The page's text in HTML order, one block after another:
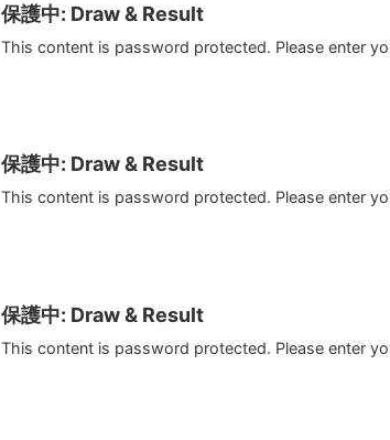
保護中: Draw & Result
This content is password protected. Please enter
保護中: Draw & Result
This content is password protected. Please enter
保護中: Draw & Result
This content is password protected. Please enter